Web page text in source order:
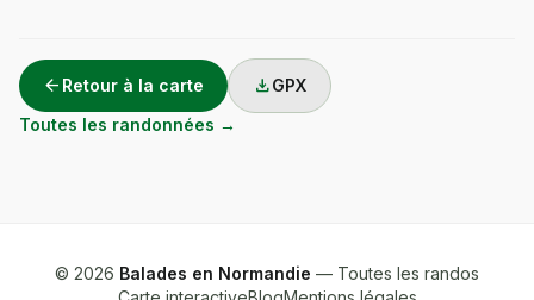
arrow_back Retour à la carte downloadGPX
Toutes les randonnées →
© 2026 Balades en Normandie — Toutes les randos